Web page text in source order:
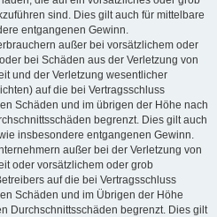
sind. Dies gilt auch für mittelbare
entgangenen Gewinn.
außer bei vorsätzlichem oder
bei Schäden aus der Verletzung von
und der Verletzung wesentlicher
auf die bei Vertragsschluss
Schäden und im übrigen der Höhe nach
begrenzt. Dies gilt auch
insbesondere entgangenen Gewinn.
außer bei der Verletzung von
oder vorsätzlichem oder grob
auf die bei Vertragsschluss
Schäden und im Übrigen der Höhe
Durchschnittsschäden begrenzt. Dies gilt